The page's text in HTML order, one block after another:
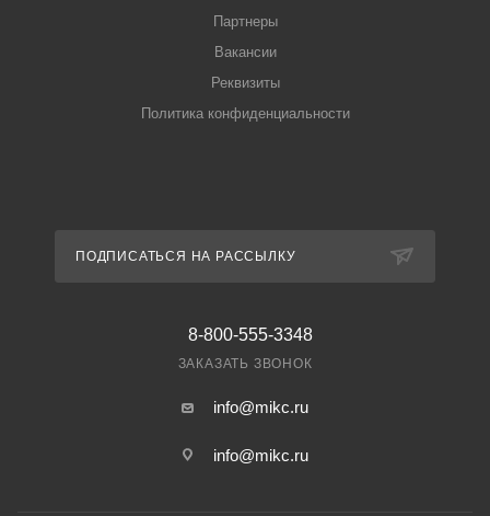
Партнеры
Вакансии
Реквизиты
Политика конфиденциальности
ПОДПИСАТЬСЯ НА РАССЫЛКУ
8-800-555-3348
ЗАКАЗАТЬ ЗВОНОК
info@mikc.ru
info@mikc.ru